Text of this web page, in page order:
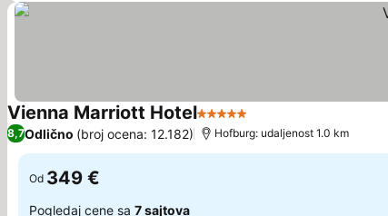
Vienna Marriott Hotel5 Zvezdice
8,7Odlično (broj ocena: 12.182) Hofburg: udaljenost 1.0 km
Od 349 €
Pogledaj cene sa 7 sajtova